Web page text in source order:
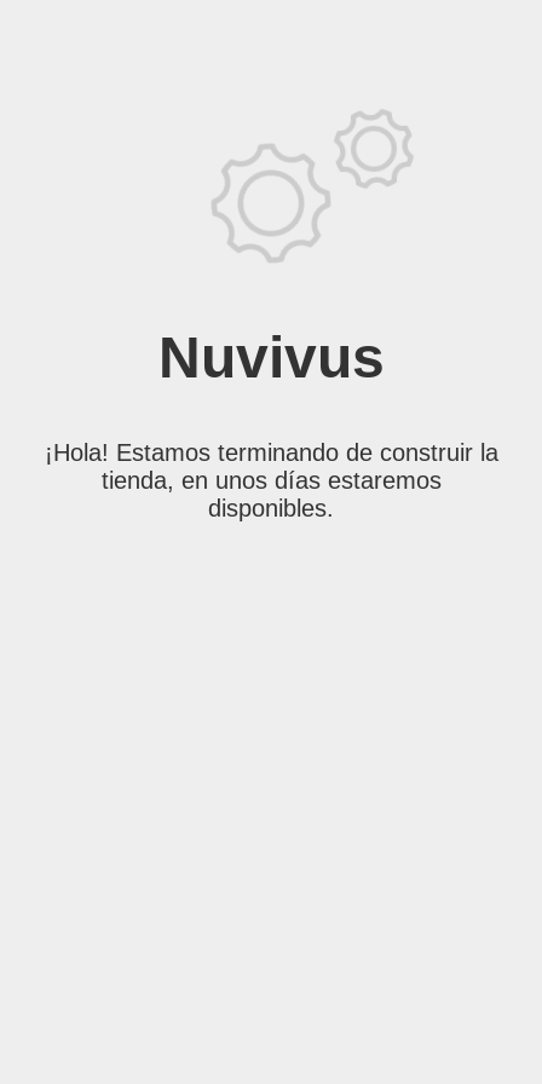
Nuvivus
¡Hola! Estamos terminando de construir la
tienda, en unos días estaremos
disponibles.